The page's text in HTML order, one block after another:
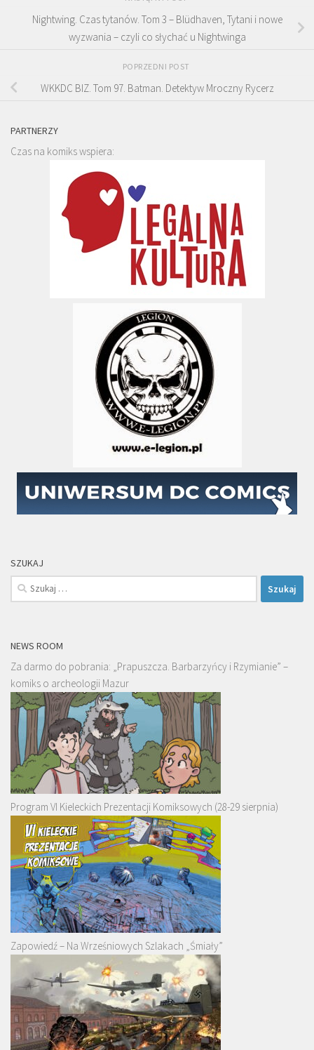
Nightwing. Czas tytanów. Tom 3 – Blüdhaven, Tytani i nowe
wyzwania – czyli co słychać u Nightwinga
POPRZEDNI POST
WKKDC BIZ. Tom 97. Batman. Detektyw Mroczny Rycerz
PARTNERZY
Czas na komiks wspiera:
SZUKAJ
Szukaj:
NEWS ROOM
Za darmo do pobrania: „Prapuszcza. Barbarzyńcy i Rzymianie” –
komiks o archeologii Mazur
Program VI Kieleckich Prezentacji Komiksowych (28-29 sierpnia)
Zapowiedź – Na Wrześniowych Szlakach „Śmiały”